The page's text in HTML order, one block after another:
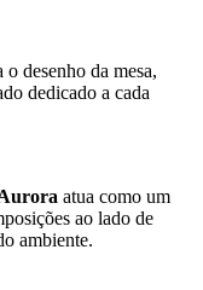
desenho da mesa,
dedicado a cada
atua como um
ao lado de
ambiente.